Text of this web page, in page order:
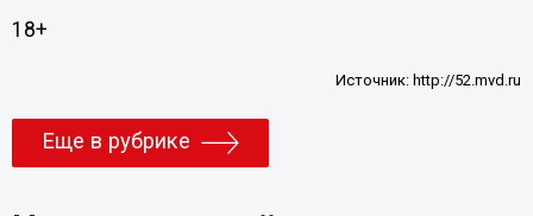
18+
Источник: http://52.mvd.ru
Еще в рубрике